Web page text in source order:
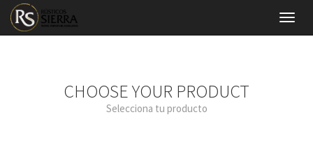
Menú
de
CHOOSE YOUR PRODUCT
Selecciona tu producto